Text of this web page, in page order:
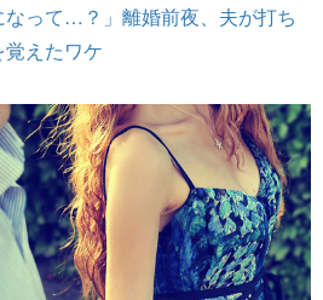
なって…？」離婚前夜、夫が打ち
えたワケ